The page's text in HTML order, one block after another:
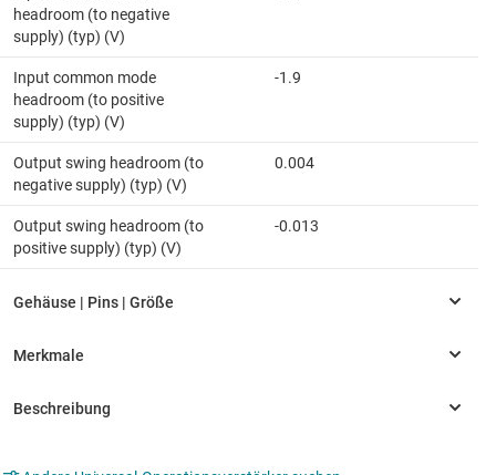
headroom (to negative
supply) (typ) (V)
Input common mode
headroom (to positive
supply) (typ) (V)
-1.9
Output swing headroom (to
negative supply) (typ) (V)
0.004
Output swing headroom (to
positive supply) (typ) (V)
-0.013